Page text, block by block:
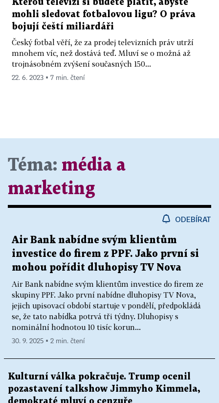
Kterou televizi si budete platit, abyste
mohli sledovat fotbalovou ligu? O práva
bojují čeští miliardáři
Český fotbal věří, že za prodej televizních práv utrží
mnohem víc, než dostává teď. Mluví se o možná až
trojnásobném zvýšení současných 150...
22. 6. 2023 ▪ 7 min. čtení
Téma: média a
marketing
ODEBÍRAT
Air Bank nabídne svým klientům
investice do firem z PPF. Jako první si
mohou pořídit dluhopisy TV Nova
Air Bank nabídne svým klientům investice do firem ze
skupiny PPF. Jako první nabídne dluhopisy TV Nova,
jejich upisovací období startuje v pondělí, předpokládá
se, že tato nabídka potrvá tři týdny. Dluhopisy s
nominální hodnotou 10 tisíc korun...
30. 9. 2025 ▪ 2 min. čtení
Kulturní válka pokračuje. Trump ocenil
pozastavení talkshow Jimmyho Kimmela,
demokraté mluví o cenzuře